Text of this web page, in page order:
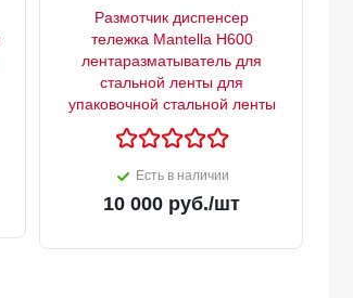
Размотчик диспенсер
тележка Mantella H600
лентаразматыватель для
стальной ленты для
упаковочной стальной ленты
Есть в наличии
10 000 руб./шт